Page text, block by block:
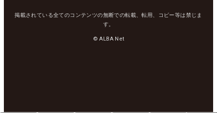
掲載されている全てのコンテンツの無断での転載、転用、コピー等は禁じま
す。
© ALBA Net